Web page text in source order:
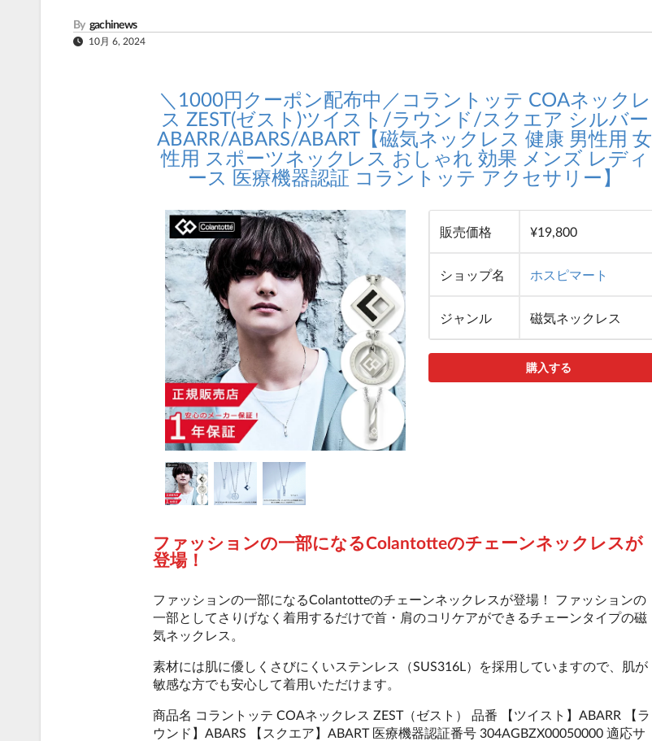
By gachinews
10月 6, 2024
＼1000円クーポン配布中／コラントッテ COAネックレ
ス ZEST(ゼスト)ツイスト/ラウンド/スクエア シルバー
ABARR/ABARS/ABART【磁気ネックレス 健康 男性用 女
性用 スポーツネックレス おしゃれ 効果 メンズ レディ
ース 医療機器認証 コラントッテ アクセサリー】
販売価格 ¥19,800
ショップ名 ホスピマート
ジャンル 磁気ネックレス
購入する
ファッションの一部になるColantotteのチェーンネックレスが
登場！
ファッションの一部になるColantotteのチェーンネックレスが登場！ ファッションの
一部としてさりげなく着用するだけで首・肩のコリケアができるチェーンタイプの磁
気ネックレス。
素材には肌に優しくさびにくいステンレス（SUS316L）を採用していますので、肌が
敏感な方でも安心して着用いただけます。
商品名 コラントッテ COAネックレス ZEST（ゼスト） 品番 【ツイスト】ABARR 【ラ
ウンド】ABARS 【スクエア】ABART 医療機器認証番号 304AGBZX00050000 適応サ